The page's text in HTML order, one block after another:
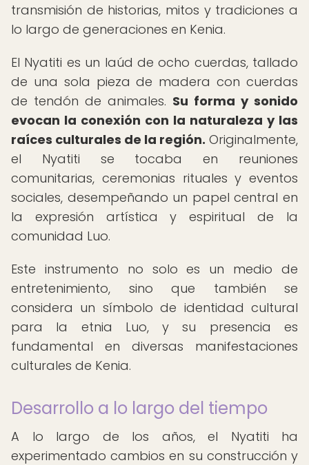
transmisión de historias, mitos y tradiciones a
lo largo de generaciones en Kenia.
El Nyatiti es un laúd de ocho cuerdas, tallado
de una sola pieza de madera con cuerdas
de tendón de animales. Su forma y sonido
evocan la conexión con la naturaleza y las
raíces culturales de la región. Originalmente,
el Nyatiti se tocaba en reuniones
comunitarias, ceremonias rituales y eventos
sociales, desempeñando un papel central en
la expresión artística y espiritual de la
comunidad Luo.
Este instrumento no solo es un medio de
entretenimiento, sino que también se
considera un símbolo de identidad cultural
para la etnia Luo, y su presencia es
fundamental en diversas manifestaciones
culturales de Kenia.
Desarrollo a lo largo del tiempo
A lo largo de los años, el Nyatiti ha
experimentado cambios en su construcción y